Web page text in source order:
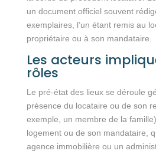
un document officiel souvent
exemplaires, l’un étant remis au
propriétaire ou à son mandataire.
Les acteurs
rôles
Le pré-état des lieux se déroule
présence du locataire ou de son
exemple, un membre de la
logement ou de son mandataire,
agence immobilière ou un